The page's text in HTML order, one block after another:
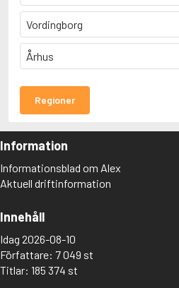
Vordingborg
Århus
Regioner
Information
Informationsblad om Alex
Aktuell driftinformation
Innehåll
Idag 2026-08-10
Författare: 7 049 st
Titlar: 185 374 st